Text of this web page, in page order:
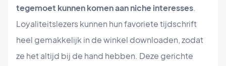
tegemoet kunnen komen aan niche interesses.
Loyaliteitslezers kunnen hun favoriete tijdschrift
heel gemakkelijk in de winkel downloaden, zodat
ze het altijd bij de hand hebben. Deze gerichte